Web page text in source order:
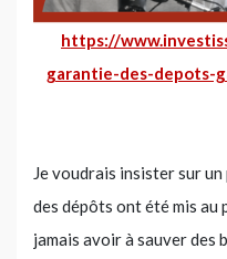
https://
garantie-des-
Je voudrais insister sur
des dépôts ont été mis au
jamais avoir à sauver des